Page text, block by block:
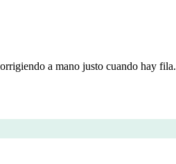
a mano justo cuando hay fila.